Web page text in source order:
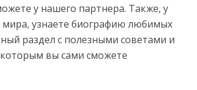
у нашего партнера. Также, у
мира, узнаете биографию любимых
раздел с полезными советами и
вы сами сможете